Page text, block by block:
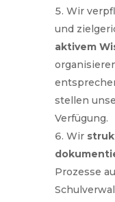
Wir
und
aktivem
stellen
Verfügung.
Wir
Prozesse